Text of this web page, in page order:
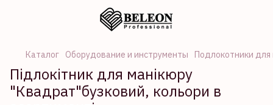
Каталог Оборудование и инструменты Подлокотники
Підлокітник для манікюру
"Квадрат"бузковий, кольори в